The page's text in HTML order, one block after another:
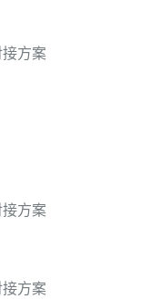
方案
方案
方案